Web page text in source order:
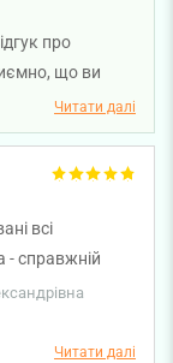
про
що ви
готові
вам міцного
Читати далі
всі
- справжній
Читати далі